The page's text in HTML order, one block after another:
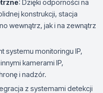
: Dzięki odporności na
konstrukcji, stacja
wewnątrz, jak i na zewnątrz
systemu monitoringu IP,
kamerami IP,
i nadzór.
z systemami detekcji